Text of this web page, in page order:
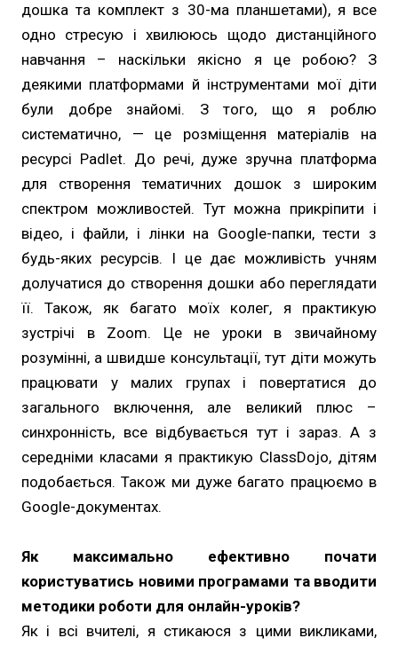
дошка та комплект з 30-ма планшетами), я все
одно стресую і хвилююсь щодо дистанційного
навчання – наскільки якісно я це робою? З
деякими платформами й інструментами мої діти
були добре знайомі. З того, що я роблю
систематично, — це розміщення матеріалів на
ресурсі Padlet. До речі, дуже зручна платформа
для створення тематичних дошок з широким
спектром можливостей. Тут можна прикріпити і
відео, і файли, і лінки на Google-папки, тести з
будь-яких ресурсів. І це дає можливість учням
долучатися до створення дошки або переглядати
її. Також, як багато моїх колег, я практикую
зустрічі в Zoom. Це не уроки в звичайному
розумінні, а швидше консультації, тут діти можуть
працювати у малих групах і повертатися до
загального включення, але великий плюс –
синхронність, все відбувається тут і зараз. А з
середніми класами я практикую ClassDojo, дітям
подобається. Також ми дуже багато працюємо в
Google-документах.
Як максимально ефективно почати
користуватись новими програмами та вводити
методики роботи для онлайн-уроків?
Як і всі вчителі, я стикаюся з цими викликами,